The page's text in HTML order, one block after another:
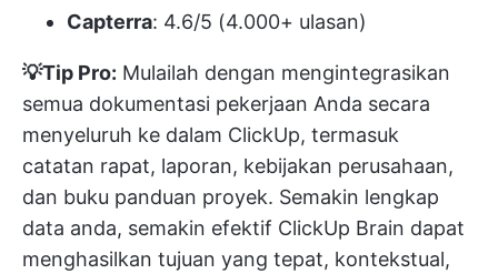
Capterra: 4.6/5 (4.000+ ulasan)
💡Tip Pro: Mulailah dengan mengintegrasikan
semua dokumentasi pekerjaan Anda secara
menyeluruh ke dalam ClickUp, termasuk
catatan rapat, laporan, kebijakan perusahaan,
dan buku panduan proyek. Semakin lengkap
data anda, semakin efektif ClickUp Brain dapat
menghasilkan tujuan yang tepat, kontekstual,